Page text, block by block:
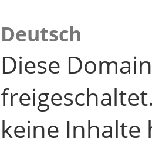
Deutsch
Diese
keine Inhalte